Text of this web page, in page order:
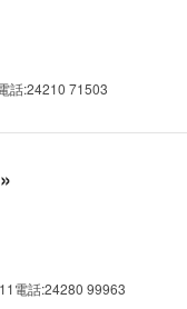
話:24210 71503
電話:24280 99963